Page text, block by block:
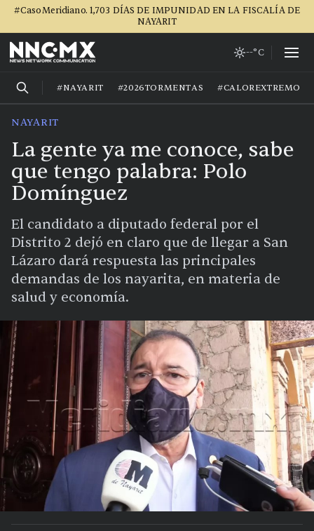
#CasoMeridiano. 1,703 DÍAS DE IMPUNIDAD EN LA FISCALÍA DE
NAYARIT
--°C
#NAYARIT #2026TORMENTAS #CALOREXTREMO
NAYARIT
La gente ya me conoce, sabe
que tengo palabra: Polo
Domínguez
El candidato a diputado federal por el
Distrito 2 dejó en claro que de llegar a San
Lázaro dará respuesta las principales
demandas de los nayarita, en materia de
salud y economía.